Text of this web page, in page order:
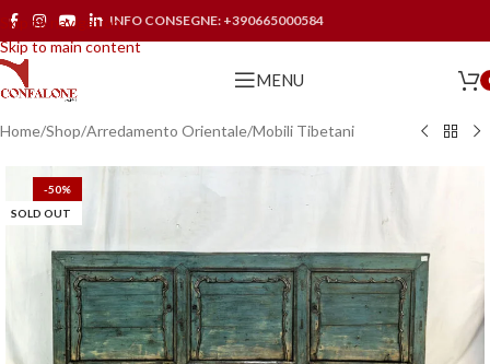
Skip to navigation
Skip to main content
INFO CONSEGNE: +390665000584
MENU
Home/Shop/Arredamento Orientale/Mobili Tibetani
-50%
SOLD OUT